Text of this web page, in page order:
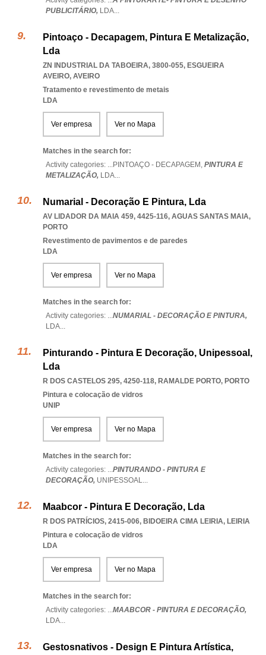
PUBLICITÁRIO, LDA...
Pintoaço - Decapagem, Pintura E Metalização,
Lda
ZN INDUSTRIAL DA TABOEIRA, 3800-055, ESGUEIRA
AVEIRO, AVEIRO
Tratamento e revestimento de metais
LDA
Ver empresa Ver no Mapa
Matches in the search for:
Activity categories: ...PINTOAÇO - DECAPAGEM, PINTURA E
METALIZAÇÃO, LDA...
Numarial - Decoração E Pintura, Lda
AV LIDADOR DA MAIA 459, 4425-116, AGUAS SANTAS MAIA,
PORTO
Revestimento de pavimentos e de paredes
LDA
Ver empresa Ver no Mapa
Matches in the search for:
Activity categories: ...NUMARIAL - DECORAÇÃO E PINTURA,
LDA...
Pinturando - Pintura E Decoração, Unipessoal,
Lda
R DOS CASTELOS 295, 4250-118, RAMALDE PORTO, PORTO
Pintura e colocação de vidros
UNIP
Ver empresa Ver no Mapa
Matches in the search for:
Activity categories: ...PINTURANDO - PINTURA E
DECORAÇÃO, UNIPESSOAL...
Maabcor - Pintura E Decoração, Lda
R DOS PATRÍCIOS, 2415-006, BIDOEIRA CIMA LEIRIA, LEIRIA
Pintura e colocação de vidros
LDA
Ver empresa Ver no Mapa
Matches in the search for:
Activity categories: ...MAABCOR - PINTURA E DECORAÇÃO,
LDA...
Gestosnativos - Design E Pintura Artística,